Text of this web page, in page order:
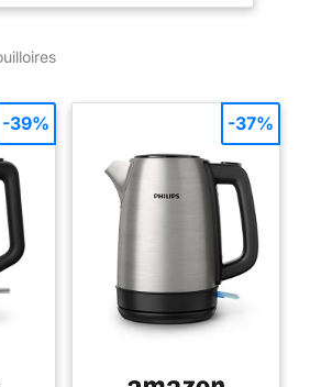
Idéal pour les cuisinières
du sifflet après ébullition
complète de l'eau,
Convient à tout style de
décoration intérieure,
garantie 5 ans Un
remplissage et une
utilisation en toute
main recommandé,
Nettoyage Simple grâce
-39% -37%